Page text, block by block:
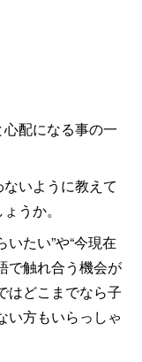
配になる事の一
いように教えて
うか。
たい”や“今現在
で触れ合う機会が
はどこまでなら子
い方もいらっしゃ